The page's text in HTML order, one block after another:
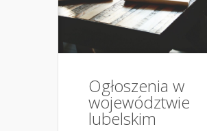
Ogłoszenia w
województwie
lubelskim